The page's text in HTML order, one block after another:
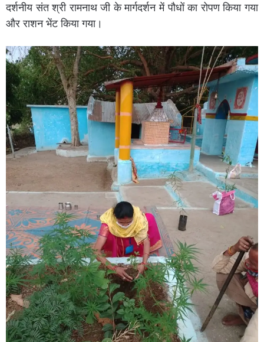
दर्शनीय संत श्री रामनाथ जी के मार्गदर्शन में पौधों का रोपण किया गया
और राशन भेंट किया गया।